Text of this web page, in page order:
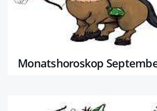
Monatshoroskop